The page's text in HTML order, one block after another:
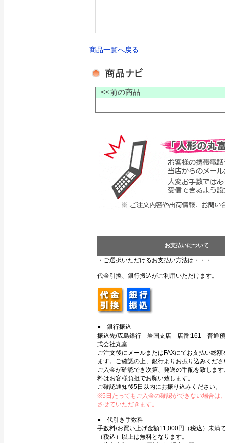
商品一覧へ戻る
<<前の商品
お支払いについて
・ご選択いただけるお支払い方法は・・・
代金引換、銀行振込がご利用いただけます。
● 銀行振込
振込先/広島銀行 岩国支店 店番:161 普通
式会社丸富
ご注文後にメールまたはFAXにてお支払い総
ます。ご確認の上、銀行よりお振り込みくだ
ご入金が確認でき次第、発送の手配を致しま
料はお客様負担でお願い致します。
ご確認通知後5日以内にお振り込みください。
※5日たってもご入金の確認ができない場合は
させていただきます。
● 代引き手数料
手数料/お買い上げ金額11,000円（税込）未満
（税込）以上は無料となります。